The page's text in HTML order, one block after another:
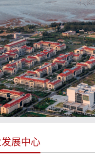
展中心